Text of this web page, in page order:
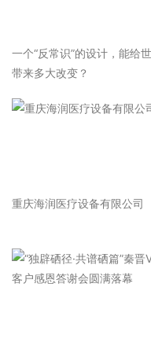
一个“反常识”的设计，能给
带来多大改变？
重庆海润医疗设备有限公司